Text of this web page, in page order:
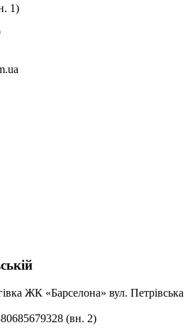
1)
ЖК «Барселона» вул. Петрівська
(вн. 2)